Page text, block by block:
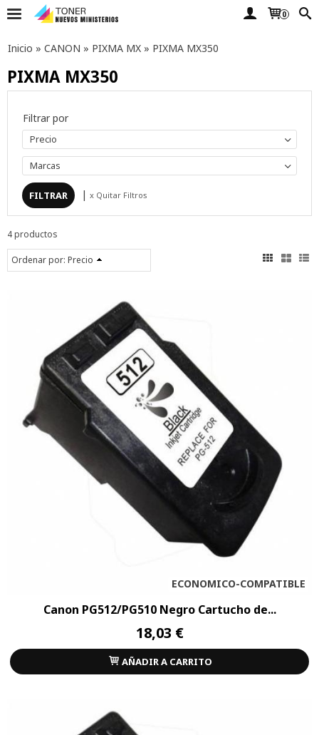
0
Inicio » CANON » PIXMA MX » PIXMA MX350
PIXMA MX350
Filtrar por
Precio
Marcas
| x Quitar Filtros
4 productos
Ordenar por: Precio
ECONOMICO-COMPATIBLE
Canon PG512/PG510 Negro Cartucho de...
18,03 €
AÑADIR A CARRITO